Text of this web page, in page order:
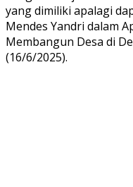
yang dimiliki apalagi
Mendes Yandri dalam
Membangun Desa di
(16/6/2025).